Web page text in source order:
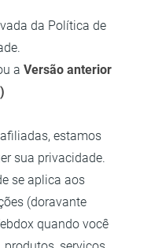
da Política de
a Versão anterior
estamos
sua privacidade.
se aplica aos
(doravante
quando você